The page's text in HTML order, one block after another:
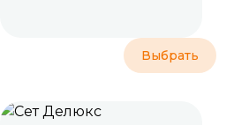
Выбрать